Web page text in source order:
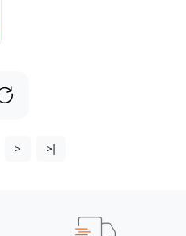
> >|